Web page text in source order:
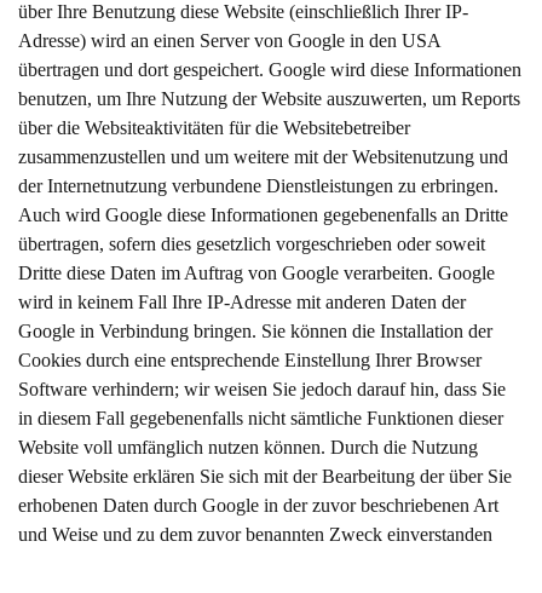
über Ihre Benutzung diese Website (einschließlich Ihrer IP-
Adresse) wird an einen Server von Google in den USA
übertragen und dort gespeichert. Google wird diese Informationen
benutzen, um Ihre Nutzung der Website auszuwerten, um Reports
über die Websiteaktivitäten für die Websitebetreiber
zusammenzustellen und um weitere mit der Websitenutzung und
der Internetnutzung verbundene Dienstleistungen zu erbringen.
Auch wird Google diese Informationen gegebenenfalls an Dritte
übertragen, sofern dies gesetzlich vorgeschrieben oder soweit
Dritte diese Daten im Auftrag von Google verarbeiten. Google
wird in keinem Fall Ihre IP-Adresse mit anderen Daten der
Google in Verbindung bringen. Sie können die Installation der
Cookies durch eine entsprechende Einstellung Ihrer Browser
Software verhindern; wir weisen Sie jedoch darauf hin, dass Sie
in diesem Fall gegebenenfalls nicht sämtliche Funktionen dieser
Website voll umfänglich nutzen können. Durch die Nutzung
dieser Website erklären Sie sich mit der Bearbeitung der über Sie
erhobenen Daten durch Google in der zuvor beschriebenen Art
und Weise und zu dem zuvor benannten Zweck einverstanden